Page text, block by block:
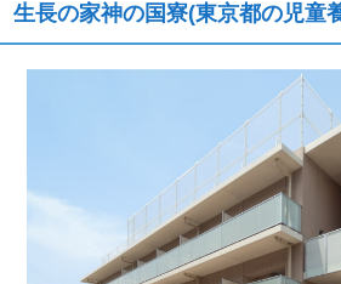
生長の家神の国寮(東京都の児童